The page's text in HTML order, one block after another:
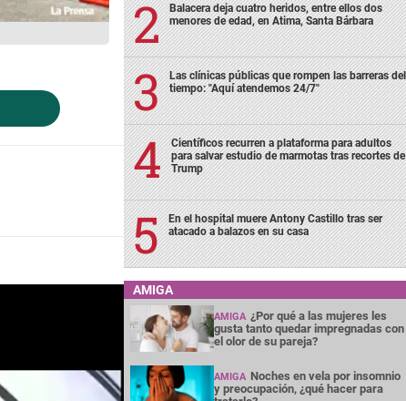
Balacera deja cuatro heridos, entre ellos dos
menores de edad, en Atima, Santa Bárbara
Las clínicas públicas que rompen las barreras del
tiempo: "Aquí atendemos 24/7"
Científicos recurren a plataforma para adultos
para salvar estudio de marmotas tras recortes de
Trump
En el hospital muere Antony Castillo tras ser
atacado a balazos en su casa
AMIGA
AMIGA ¿Por qué a las mujeres les
gusta tanto quedar impregnadas con
el olor de su pareja?
AMIGA Noches en vela por insomnio
y preocupación, ¿qué hacer para